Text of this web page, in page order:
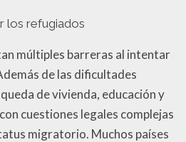
los refugiados
múltiples barreras al intentar
de las dificultades
de vivienda, educación y
cuestiones legales complejas
migratorio. Muchos países